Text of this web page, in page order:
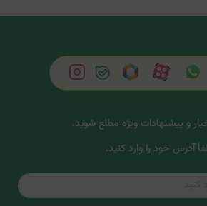
و پیشنهادات ویژه مطلع شوید.
آدرس خود را وارد کنید.